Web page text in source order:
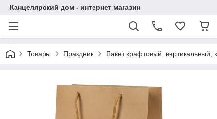
Канцелярский дом - интернет магазин
Товары Праздник Пакет крафтовый, вертикальный,